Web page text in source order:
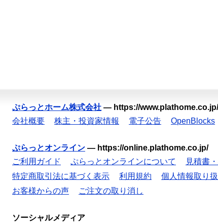
ぷらっとホーム株式会社 — https://www.plathome.co.jp/
会社概要
株主・投資家情報 電子公告 OpenBlocks
ぷらっとオンライン — https://online.plathome.co.jp/
ご利用ガイド
ぷらっとオンラインについて 見積書
特定商取引法に基づく表示
利用規約 個人情報取り
お客様からの声
ご注文の取り消し
ソーシャルメディア